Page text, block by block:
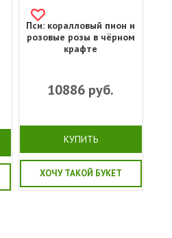
Пси: коралловый пион и
розовые розы в чёрном
крафте
10886 руб.
КУПИТЬ
ХОЧУ ТАКОЙ БУКЕТ